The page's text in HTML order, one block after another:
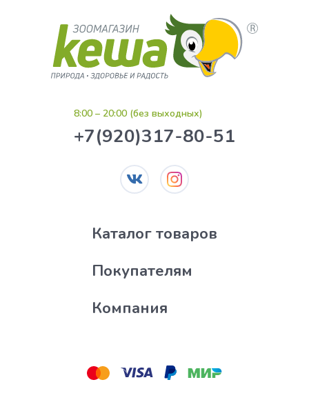
8:00 – 20:00 (без выходных)
+7(920)317-80-51
Каталог товаров
Покупателям
Компания